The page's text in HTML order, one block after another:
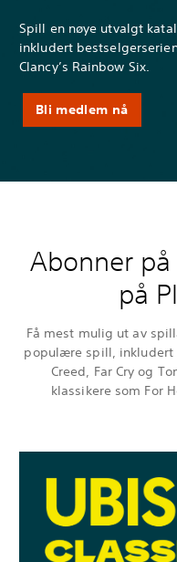
Spill en nøye utvalgt
inkludert
Clancy’s Rainbow Six.
Bli medlem nå
Abonner på
på
Få mest mulig ut av
populære spill, inkludert
Creed, Far Cry og
klassikere som For